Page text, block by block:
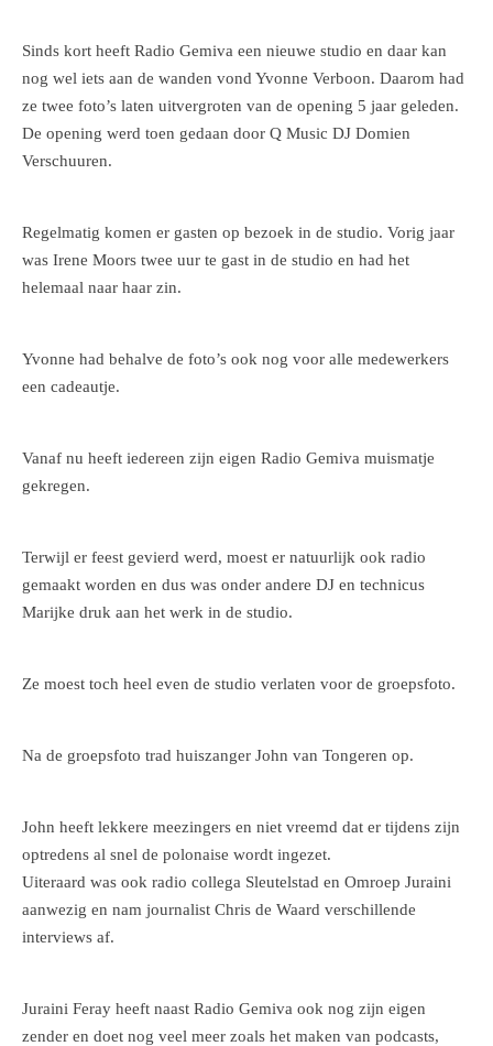
Sinds kort heeft Radio Gemiva een nieuwe studio en daar kan
nog wel iets aan de wanden vond Yvonne Verboon. Daarom had
ze twee foto’s laten uitvergroten van de opening 5 jaar geleden.
De opening werd toen gedaan door Q Music DJ Domien
Verschuuren.
Regelmatig komen er gasten op bezoek in de studio. Vorig jaar
was Irene Moors twee uur te gast in de studio en had het
helemaal naar haar zin.
Yvonne had behalve de foto’s ook nog voor alle medewerkers
een cadeautje.
Vanaf nu heeft iedereen zijn eigen Radio Gemiva muismatje
gekregen.
Terwijl er feest gevierd werd, moest er natuurlijk ook radio
gemaakt worden en dus was onder andere DJ en technicus
Marijke druk aan het werk in de studio.
Ze moest toch heel even de studio verlaten voor de groepsfoto.
Na de groepsfoto trad huiszanger John van Tongeren op.
John heeft lekkere meezingers en niet vreemd dat er tijdens zijn
optredens al snel de polonaise wordt ingezet.
Uiteraard was ook radio collega Sleutelstad en Omroep Juraini
aanwezig en nam journalist Chris de Waard verschillende
interviews af.
Juraini Feray heeft naast Radio Gemiva ook nog zijn eigen
zender en doet nog veel meer zoals het maken van podcasts,